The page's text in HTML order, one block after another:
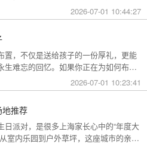
看哪种更贴合自己的情况。2026-07-01 10:44:27
置，不仅是送给孩子的一份厚礼，更能
生难忘的回忆。如果你正在为如何布置
成人礼惊喜布置全攻略，从主题风格到
场仪式感爆棚的成年盛典。
2026-07-01 10:23:41
地推荐
日派对，是很多上海家长心中的“年度大
室内乐园到户外草坪，这座城市的亲子